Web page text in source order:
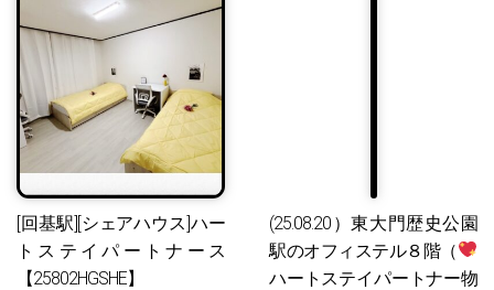
[回基駅][シェアハウス]ハー
トステイパートナース
【25802HGSHE】
(25.08.20）東大門歴史公園
駅のオフィステル８階（
ハートステイパートナー物